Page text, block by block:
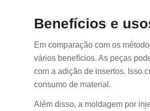
Benefícios e
Em comparação com os
vários benefícios. As peças
com a adição de insertos. Isso
consumo de material.
Além disso, a moldagem por